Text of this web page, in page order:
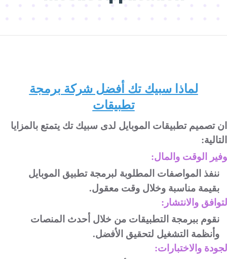
لماذا سبيك تك أفضل شركة برمجة
تطبيقات
ان تصميم تطبيقات الموبايل لدى سبيك تك يتمتع بالمزايا
التالية:
الوقت والمال:
ننفذ المواصفات المطلوبة لبرمجة تطبيق الموبايل
بقيمة مناسبة وخلال وقت معقول.
والانتشار:
نقوم ببرمجة التطبيقات من خلال أحدث المنصات
وأنظمة التشغيل لتحقيق الأفضل.
والاختبارات: